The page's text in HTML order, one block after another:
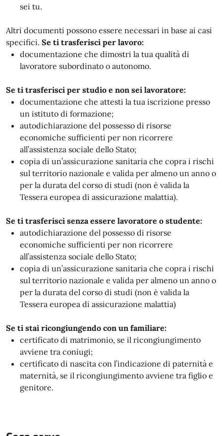
sei tu.
Altri documenti possono essere necessari in base ai casi
specifici. Se ti trasferisci per lavoro:
documentazione che dimostri la tua qualità di
lavoratore subordinato o autonomo.
Se ti trasferisci per studio e non sei lavoratore:
documentazione che attesti la tua iscrizione presso
un istituto di formazione;
autodichiarazione del possesso di risorse
economiche sufficienti per non ricorrere
all’assistenza sociale dello Stato;
copia di un’assicurazione sanitaria che copra i rischi
sul territorio nazionale e valida per almeno un anno o
per la durata del corso di studi (non è valida la
Tessera europea di assicurazione malattia).
Se ti trasferisci senza essere lavoratore o studente:
autodichiarazione del possesso di risorse
economiche sufficienti per non ricorrere
all’assistenza sociale dello Stato;
copia di un’assicurazione sanitaria che copra i rischi
sul territorio nazionale e valida per almeno un anno o
per la durata del corso di studi (non è valida la
Tessera europea di assicurazione malattia)
Se ti stai ricongiungendo con un familiare:
certificato di matrimonio, se il ricongiungimento
avviene tra coniugi;
certificato di nascita con l’indicazione di paternità e
maternità, se il ricongiungimento avviene tra figlio e
genitore.